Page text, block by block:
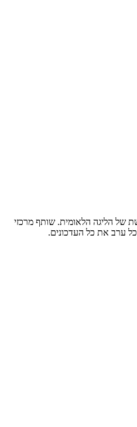
של הליגה הלאומית. שותף מרכזי
ערב את כל העדכונים.